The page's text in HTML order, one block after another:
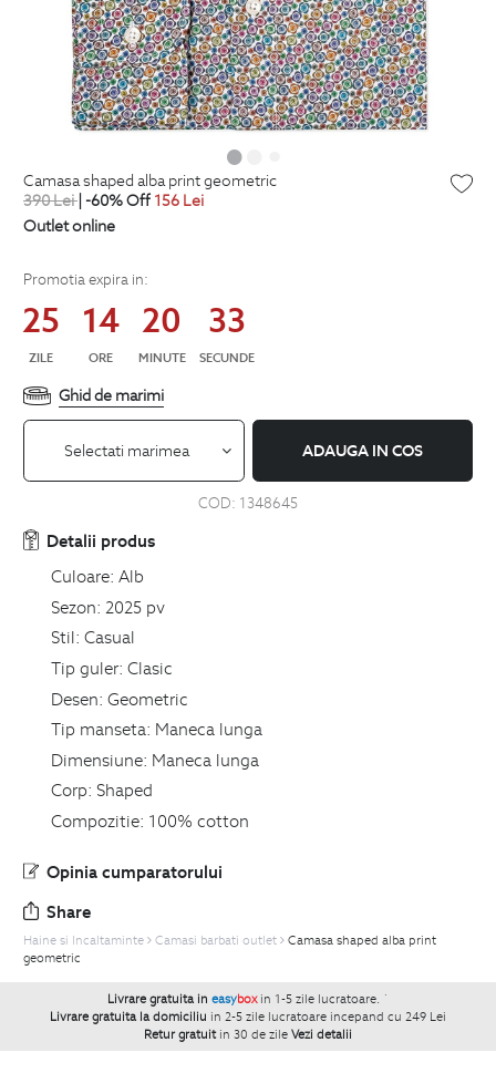
camasa shaped alba print geometric
390Lei| -60% Off 156 Lei
Outlet online
Promotia expira in:
25
ZILE
14
ORE
20
MINUTE
32
SECUNDE
Ghid de marimi
Selectati marimea ADAUGA IN COS
COD: 1348645
Detalii produs
Culoare: Alb
Sezon: 2025 pv
Stil: Casual
Tip guler: Clasic
Desen: Geometric
Tip manseta: Maneca lunga
Dimensiune: Maneca lunga
Corp: Shaped
Compozitie: 100% cotton
Opinia cumparatorului
Share
Haine si Incaltaminte Camasi barbati outlet
Camasa shaped alba print
geometric
Livrare gratuita in easybox in 1-5 zile lucratoare. `
Livrare gratuita la domiciliu in 2-5 zile lucratoare incepand cu 249 Lei
Retur gratuit in 30 de zile Vezi detalii